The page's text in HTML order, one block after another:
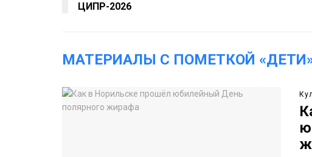
ЦИПР-2026
МАТЕРИАЛЫ С ПОМЕТКОЙ